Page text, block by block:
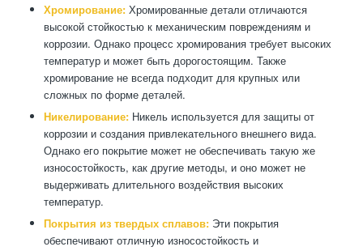
Хромирование:Хромированные детали отличаются
высокой стойкостью к механическим повреждениям и
коррозии. Однако процесс хромирования требует высоких
температур и может быть дорогостоящим. Также
хромирование не всегда подходит для крупных или
сложных по форме деталей.
Никелирование:Никель используется для защиты от
коррозии и создания привлекательного внешнего вида.
Однако его покрытие может не обеспечивать такую же
износостойкость, как другие методы, и оно может не
выдерживать длительного воздействия высоких
температур.
Покрытия из твердых сплавов:Эти покрытия
обеспечивают отличную износостойкость и